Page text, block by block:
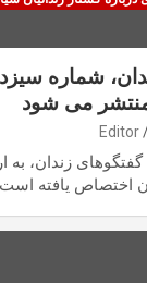
شماره
می شود
Editor
زندان، به
اختصاص یافته